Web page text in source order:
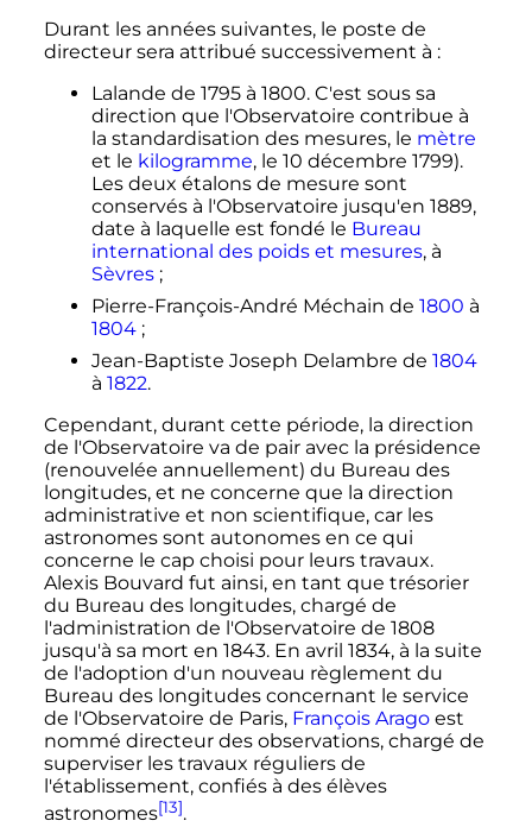
Durant les années suivantes, le poste de
directeur sera attribué successivement à :
Lalande de 1795 à 1800. C'est sous sa
direction que l'Observatoire contribue à
la standardisation des mesures, le mètre
et le kilogramme, le 10 décembre 1799).
Les deux étalons de mesure sont
conservés à l'Observatoire jusqu'en 1889,
date à laquelle est fondé le Bureau
international des poids et mesures, à
Sèvres ;
Pierre-François-André Méchain de 1800 à
1804 ;
Jean-Baptiste Joseph Delambre de 1804
à 1822.
Cependant, durant cette période, la direction
de l'Observatoire va de pair avec la présidence
(renouvelée annuellement) du Bureau des
longitudes, et ne concerne que la direction
administrative et non scientifique, car les
astronomes sont autonomes en ce qui
concerne le cap choisi pour leurs travaux.
Alexis Bouvard fut ainsi, en tant que trésorier
du Bureau des longitudes, chargé de
l'administration de l'Observatoire de 1808
jusqu'à sa mort en 1843. En avril 1834, à la suite
de l'adoption d'un nouveau règlement du
Bureau des longitudes concernant le service
de l'Observatoire de Paris, François Aragoest
nommé directeur des observations, chargé de
superviser les travaux réguliers de
l'établissement, confiés à des élèves
astronomes[13].